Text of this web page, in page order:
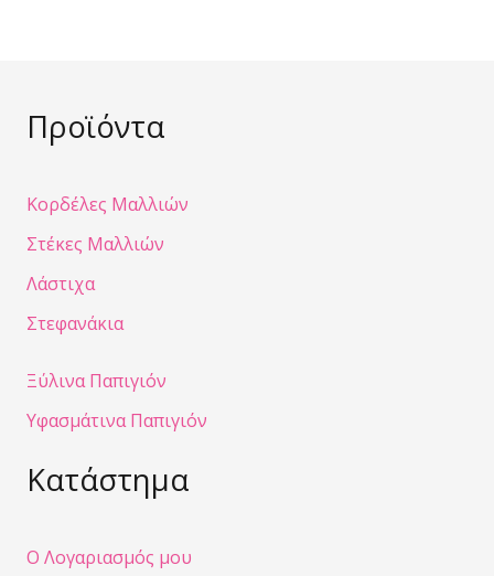
Προϊόντα
Κορδέλες Μαλλιών
Στέκες Μαλλιών
Λάστιχα
Στεφανάκια
Ξύλινα Παπιγιόν
Υφασμάτινα Παπιγιόν
Κατάστημα
Ο Λογαριασμός μου